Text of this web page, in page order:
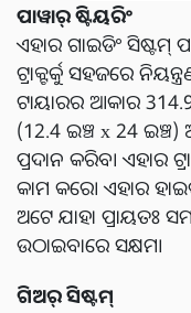
ପାୱାର୍ ଷ୍ଟିୟରିଂ
ଏହାର ଗାଇଡିଂ ସିଷ୍ଟମ୍
ଟ୍ରାକ୍ଟର୍କୁ ସହଜରେ
ଟାୟାରର ଆକାର
(12.4 ଇଞ୍ଚ x 24 ଇଞ୍ଚ)
ପ୍ରଦାନ କରିବ। ଏହାର
କାମ କରେ। ଏହାର
ଅଟେ ଯାହା ପ୍ରାୟତଃ
ଉଠାଇବାରେ ସକ୍ଷମ।
ଗିଅର୍ ସିଷ୍ଟମ୍